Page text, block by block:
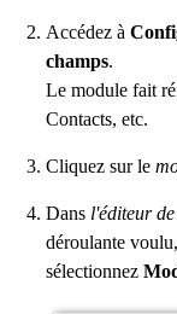
Accédez à
champs.
Le module fait
Contacts, etc.
Cliquez sur le
Dans l'éditeur
déroulante
sélectionnez